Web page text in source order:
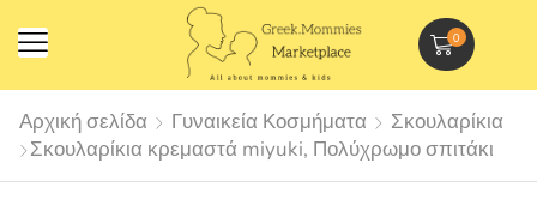
0
Αρχική σελίδα Γυναικεία Κοσμήματα
Σκουλαρίκια
Σκουλαρίκια κρεμαστά miyuki, Πολύχρωμο σπιτάκι